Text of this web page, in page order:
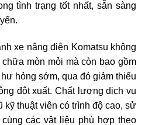
tình trạng tốt nhất, sẵn sàng
xe nâng điện Komatsu không
mòn mỏi mà còn bao gồm
hỏng sớm, qua đó giảm thiểu
đột xuất. Chất lượng dịch vụ
thuật viên có trình độ cao, sử
các vật liệu phù hợp theo